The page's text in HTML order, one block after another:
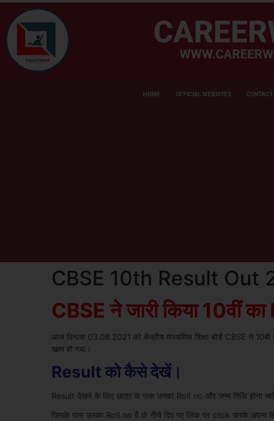
HOME OFFICIAL WEBSITES
CBSE 10th Result Out
CBSE ने जारी किया 10वीं
आज दिनाक 03.08.2021 को केंद्रीय माध्यमिक शिक्षा बोर्ड CBSE ने
खत्म हो गया।
Result को कैसे देखें।
Result देखने के लिए छात्र के पास उनका Roll no और जन्म तिथि होना
जिनके पास उनका Roll no है वो नीचे दिए गए लिंक पर click करके